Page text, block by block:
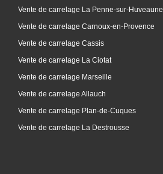
Vente de carrelage La Penne-sur-Huveaune
Vente de carrelage Carnoux-en-Provence
Vente de carrelage Cassis
Vente de carrelage La Ciotat
Vente de carrelage Marseille
Vente de carrelage Allauch
Vente de carrelage Plan-de-Cuques
Vente de carrelage La Destrousse